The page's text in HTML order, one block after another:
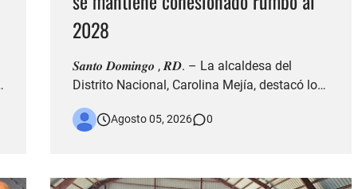
2028
𝑺𝒂𝒏𝒕𝒐 𝑫𝒐𝒎𝒊𝒏𝒈𝒐 , 𝑹𝑫. – La alcaldesa del
Distrito Nacional, Carolina Mejía, destacó los
avances alcanzados por Santo Domingo
durante la conmemoración de su 528
transformación, impulsada por importantes
Agosto 05, 2026 0